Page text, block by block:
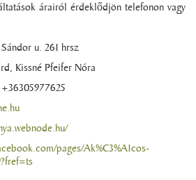
árairól érdeklődjön telefonon vagy
u. 261 hrsz
Kissné Pfeifer Nóra
pages/Ak%C3%A1cos-